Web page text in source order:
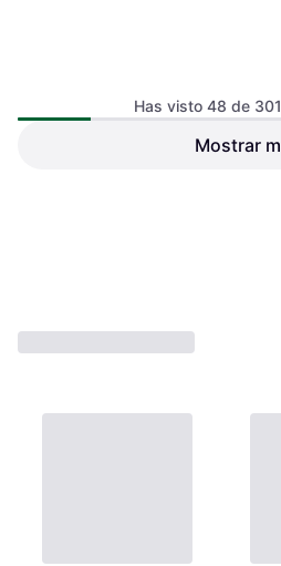
Thule Yepp Nexxt 2 Mini
Has visto 48 de
Mostrar